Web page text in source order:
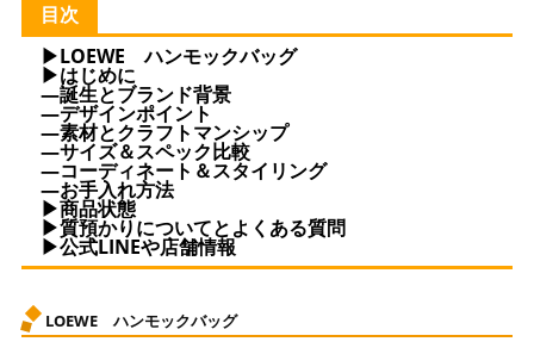
目次
▶LOEWE ハンモックバッグ
▶はじめに
—誕生とブランド背景
—デザインポイント
—素材とクラフトマンシップ
—サイズ＆スペック比較
—コーディネート＆スタイリング
—お手入れ方法
▶商品状態
▶質預かりについてとよくある質問
▶公式LINEや店舗情報
LOEWE ハンモックバッグ